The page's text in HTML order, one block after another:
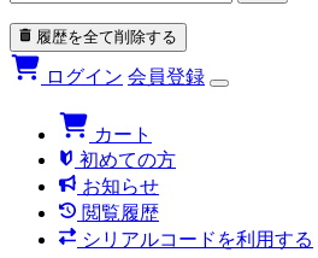
履歴を全て削除する
ログイン 会員登録
カート
初めての方
お知らせ
閲覧履歴
シリアルコードを利用する